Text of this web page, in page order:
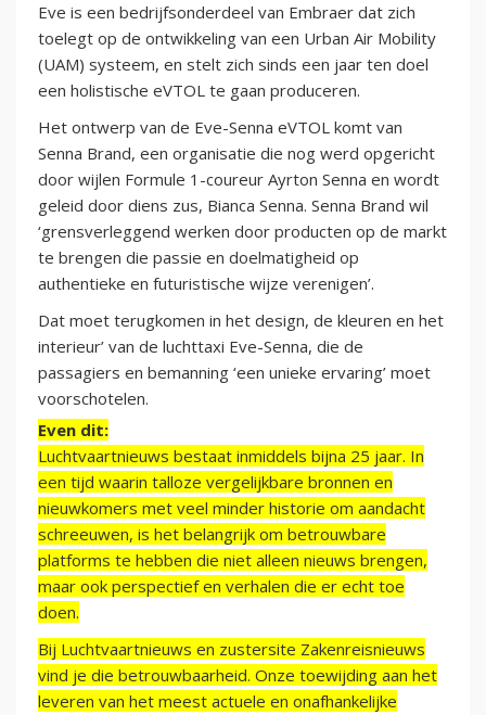
Eve is een bedrijfsonderdeel van Embraer dat zich
toelegt op de ontwikkeling van een Urban Air Mobility
(UAM) systeem, en stelt zich sinds een jaar ten doel
een holistische eVTOL te gaan produceren.
Het ontwerp van de Eve-Senna eVTOL komt van
Senna Brand, een organisatie die nog werd opgericht
door wijlen Formule 1-coureur Ayrton Senna en wordt
geleid door diens zus, Bianca Senna. Senna Brand wil
‘grensverleggend werken door producten op de markt
te brengen die passie en doelmatigheid op
authentieke en futuristische wijze verenigen’.
Dat moet terugkomen in het design, de kleuren en het
interieur’ van de luchttaxi Eve-Senna, die de
passagiers en bemanning ‘een unieke ervaring’ moet
voorschotelen.
Even dit:
Luchtvaartnieuws bestaat inmiddels bijna 25 jaar. In
een tijd waarin talloze vergelijkbare bronnen en
nieuwkomers met veel minder historie om aandacht
schreeuwen, is het belangrijk om betrouwbare
platforms te hebben die niet alleen nieuws brengen,
maar ook perspectief en verhalen die er echt toe
doen.
Bij Luchtvaartnieuws en zustersite Zakenreisnieuws
vind je die betrouwbaarheid. Onze toewijding aan het
leveren van het meest actuele en onafhankelijke